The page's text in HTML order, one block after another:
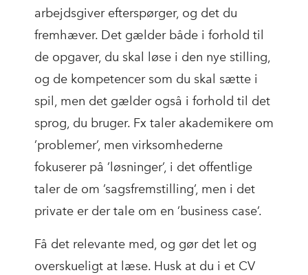
arbejdsgiver efterspørger, og det du
fremhæver. Det gælder både i forhold til
de opgaver, du skal løse i den nye stilling,
og de kompetencer som du skal sætte i
spil, men det gælder også i forhold til det
sprog, du bruger. Fx taler akademikere om
’problemer’, men virksomhederne
fokuserer på ’løsninger’, i det offentlige
taler de om ’sagsfremstilling’, men i det
private er der tale om en ’business case’.
Få det relevante med, og gør det let og
overskueligt at læse. Husk at du i et CV